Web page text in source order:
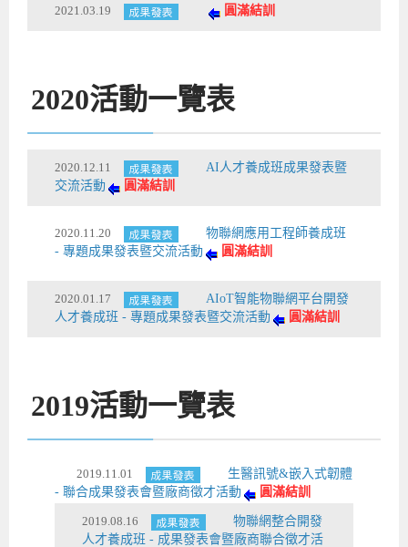
2021.03.19 圓滿結訓
2020活動一覽表
2020.12.11
AI人才養成班成果發表暨
交流活動
圓滿結訓
2020.11.20
物聯網應用工程師養成班
- 專題成果發表暨交流活動
圓滿結訓
2020.01.17
AIoT智能物聯網平台開發
人才養成班 - 專題成果發表暨交流活動
圓滿結訓
2019活動一覽表
2019.11.01
生醫訊號&嵌入式韌體
- 聯合成果發表會暨廠商徵才活動
圓滿結訓
2019.08.16
物聯網整合開發
人才養成班 - 成果發表會暨廠商聯合徵才活